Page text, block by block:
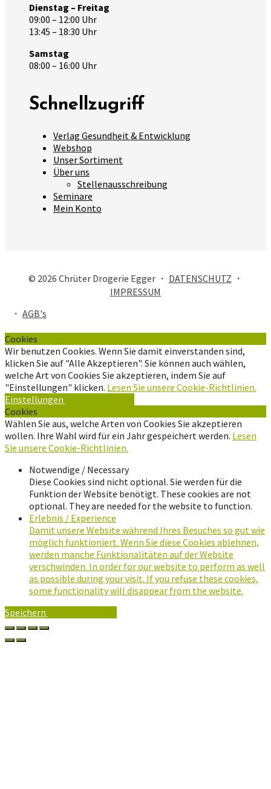
Dienstag – Freitag
09:00 – 12:00 Uhr
13:45 – 18:30 Uhr
Samstag
08:00 – 16:00 Uhr
Schnellzugriff
Verlag Gesundheit & Entwicklung
Webshop
Unser Sortiment
Über uns
Stellenausschreibung
Seminare
Mein Konto
© 2026 Chrüter Drogerie Egger ・ DATENSCHUTZ ・
IMPRESSUM
・ AGB's
Cookies
Wir benutzen Cookies. Wenn Sie damit einverstanden sind,
klicken Sie auf "Alle Akzeptieren". Sie können auch wählen,
welche Art von Cookies Sie akzeptieren, indem Sie auf
"Einstellungen" klicken. Lesen Sie unsere Cookie-Richtlinien.
Einstellungen
Cookies
Wählen Sie aus, welche Arten von Cookies Sie akzeptieren
wollen. Ihre Wahl wird für ein Jahr gespeichert werden. Lesen
Sie unsere Cookie-Richtlinien.
Notwendige / Necessary
Diese Cookies sind nicht optional. Sie werden für die
Funktion der Website benötigt. These cookies are not
optional. They are needed for the website to function.
Erlebnis / Experience
Damit unsere Website während Ihres Besuches so gut wie
möglich funktioniert. Wenn Sie diese Cookies ablehnen,
werden manche Funktionalitäten auf der Website
verschwinden. In order for our website to perform as well
as possible during your visit. If you refuse these cookies,
some functionality will disappear from the website.
Speichern